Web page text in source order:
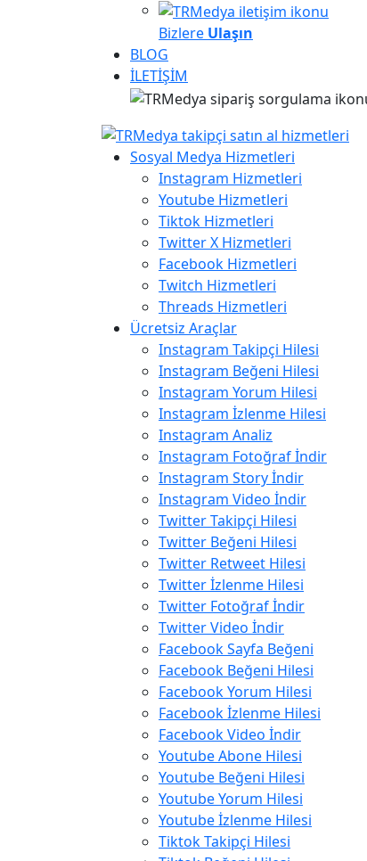
Bizlere Ulaşın
BLOG
İLETİŞİM
Sosyal Medya Hizmetleri
Instagram Hizmetleri
Youtube Hizmetleri
Tiktok Hizmetleri
Twitter X Hizmetleri
Facebook Hizmetleri
Twitch Hizmetleri
Threads Hizmetleri
Ücretsiz Araçlar
Instagram Takipçi Hilesi
Instagram Beğeni Hilesi
Instagram Yorum Hilesi
Instagram İzlenme Hilesi
Instagram Analiz
Instagram Fotoğraf İndir
Instagram Story İndir
Instagram Video İndir
Twitter Takipçi Hilesi
Twitter Beğeni Hilesi
Twitter Retweet Hilesi
Twitter İzlenme Hilesi
Twitter Fotoğraf İndir
Twitter Video İndir
Facebook Sayfa Beğeni
Facebook Beğeni Hilesi
Facebook Yorum Hilesi
Facebook İzlenme Hilesi
Facebook Video İndir
Youtube Abone Hilesi
Youtube Beğeni Hilesi
Youtube Yorum Hilesi
Youtube İzlenme Hilesi
Tiktok Takipçi Hilesi